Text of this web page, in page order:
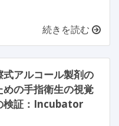
続きを読む
アルコール製剤の
の手指衛生の視覚
検証：Incubator